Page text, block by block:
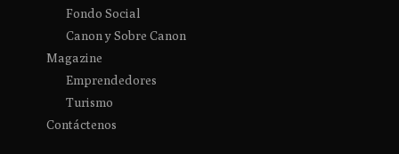
Fondo Social
Canon y Sobre Canon
Magazine
Emprendedores
Turismo
Contáctenos